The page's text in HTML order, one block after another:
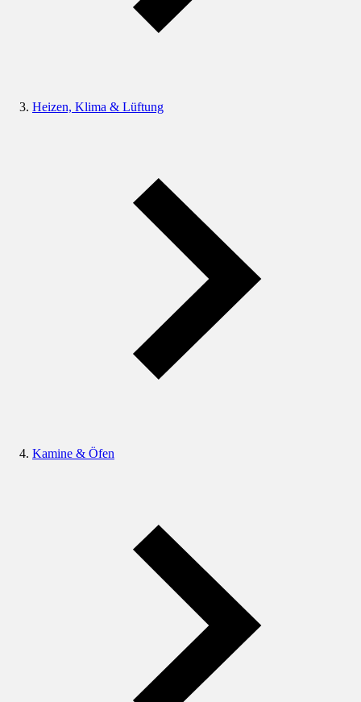
Heizen, Klima & Lüftung
Kamine & Öfen